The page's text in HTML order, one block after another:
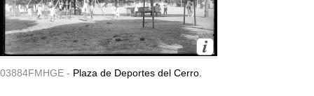
03884FMHGE - Plaza de Deportes del Cerro.